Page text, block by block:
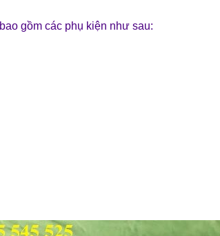
bao gồm các phụ kiện như sau: